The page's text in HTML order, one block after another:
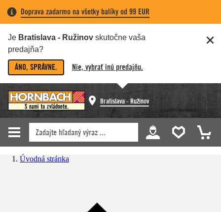
Doprava zadarmo na všetky balíky od 99 EUR
Je Bratislava - Ružinov skutočne vaša
predajňa?
ÁNO, SPRÁVNE. Nie, vybrať inú predajňu.
Bratislava - Ružinov
Úvodná stránka